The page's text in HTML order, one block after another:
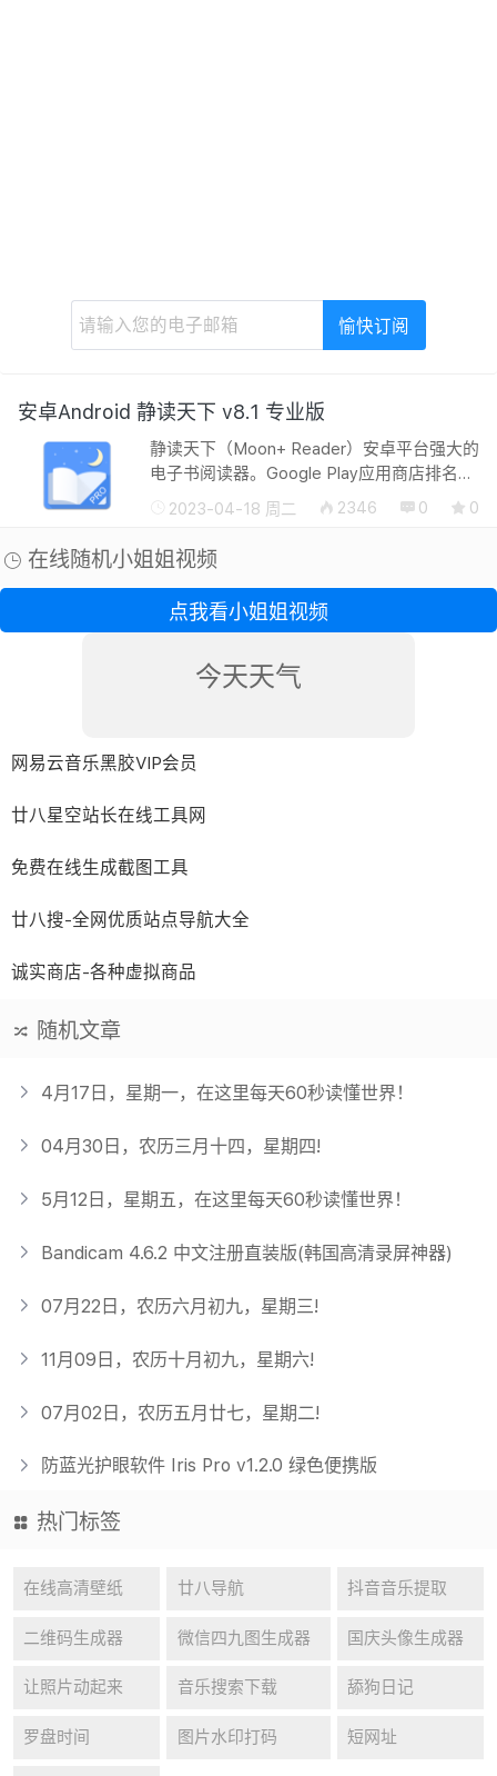
安卓Android 静读天下 v8.1 专业版
静读天下（Moon+ Reader）安卓平台强大的
电子书阅读器。Google Play应用商店排名第
一的阅读器，支持在线书库和本地阅读，文
字转语音，给你仿真阅读体验。全新书架、
图书搜索、夜间主题、阅读历史、新统...
2023-04-18 周二 2346 0 0
在线随机小姐姐视频
点我看小姐姐视频
今天天气
网易云音乐黑胶VIP会员
廿八星空站长在线工具网
免费在线生成截图工具
廿八搜-全网优质站点导航大全
诚实商店-各种虚拟商品
随机文章
4月17日，星期一，在这里每天60秒读懂世界！
04月30日，农历三月十四，星期四!
5月12日，星期五，在这里每天60秒读懂世界！
Bandicam 4.6.2 中文注册直装版(韩国高清录屏神器)
07月22日，农历六月初九，星期三!
11月09日，农历十月初九，星期六!
07月02日，农历五月廿七，星期二!
防蓝光护眼软件 Iris Pro v1.2.0 绿色便携版
热门标签
在线高清壁纸 廿八导航 抖音音乐提取
二维码生成器 微信四九图生成器 国庆头像生成器
让照片动起来 音乐搜索下载 舔狗日记
罗盘时间 图片水印打码 短网址